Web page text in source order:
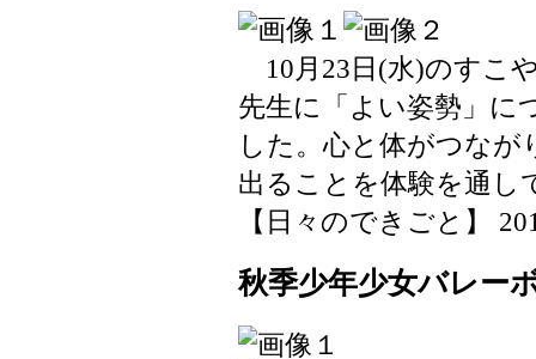
10月23日(水)のすこ
先生に「よい姿勢」に
した。心と体がつな
出ることを体験を通し
【日々のできごと】
秋季少年少女バレー